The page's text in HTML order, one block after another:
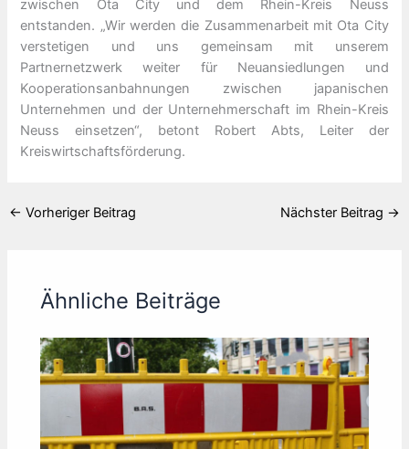
zwischen Ota City und dem Rhein-Kreis Neuss
entstanden. „Wir werden die Zusammenarbeit mit Ota City
verstetigen und uns gemeinsam mit unserem
Partnernetzwerk weiter für Neuansiedlungen und
Kooperationsanbahnungen zwischen japanischen
Unternehmen und der Unternehmerschaft im Rhein-Kreis
Neuss einsetzen“, betont Robert Abts, Leiter der
Kreiswirtschaftsförderung.
← Vorheriger Beitrag Nächster Beitrag →
Ähnliche Beiträge